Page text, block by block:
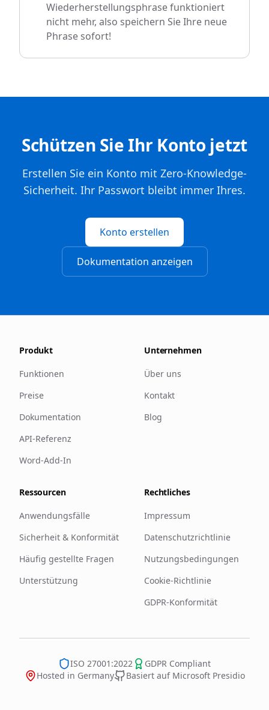
Wiederherstellungsphrase funktioniert
nicht mehr, also speichern Sie Ihre neue
Phrase sofort!
Schützen Sie Ihr Konto jetzt
Erstellen Sie ein Konto mit Zero-Knowledge-
Sicherheit. Ihr Passwort bleibt immer Ihres.
Konto erstellen
Dokumentation anzeigen
Produkt
Funktionen
Preise
Dokumentation
API-Referenz
Word-Add-In
Unternehmen
Über uns
Kontakt
Blog
Ressourcen
Anwendungsfälle
Sicherheit & Konformität
Häufig gestellte Fragen
Unterstützung
Rechtliches
Impressum
Datenschutzrichtlinie
Nutzungsbedingungen
Cookie-Richtlinie
GDPR-Konformität
ISO 27001:2022
GDPR Compliant
Hosted in Germany
Basiert auf Microsoft Presidio